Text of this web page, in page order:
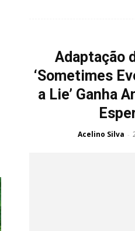
Adaptação
‘Sometimes
a Lie’ Ganha
Acelino Silva -